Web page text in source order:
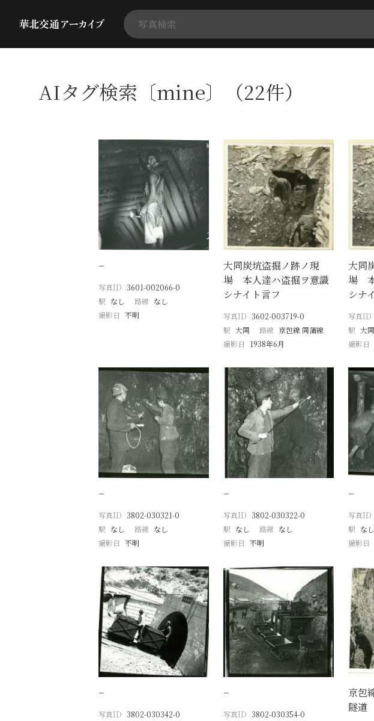
AIタグ検索〔mine〕（22件）
−
写真ID 3601-002066-0
駅 なし 路線 なし
撮影日 不明
大同炭坑盗掘ノ跡ノ現
場 本人達ハ盗掘ヲ意識
シナイト言フ
写真ID 3602-003719-0
駅 大同 路線 京包線 同蒲線
撮影日
1938年6月
大同
場
シナ
写真ID
駅 大同
撮影日
−
写真ID 3802-030321-0
駅 なし 路線 なし
撮影日 不明
−
写真ID 3802-030322-0
駅 なし 路線 なし
撮影日 不明
−
写真ID
駅 なし
撮影日
−
写真ID 3802-030342-0
−
写真ID 3802-030354-0
京包
隧道